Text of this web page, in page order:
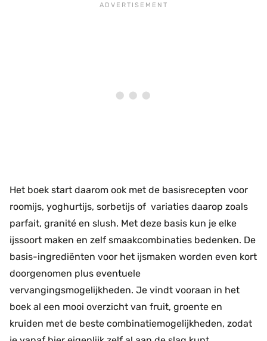
Het boek start daarom ook met de basisrecepten voor
roomijs, yoghurtijs, sorbetijs of variaties daarop zoals
parfait, granité en slush. Met deze basis kun je elke
ijssoort maken en zelf smaakcombinaties bedenken. De
basis-ingrediënten voor het ijsmaken worden even kort
doorgenomen plus eventuele
vervangingsmogelijkheden. Je vindt vooraan in het
boek al een mooi overzicht van fruit, groente en
kruiden met de beste combinatiemogelijkheden, zodat